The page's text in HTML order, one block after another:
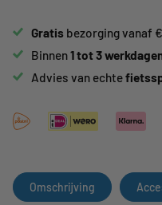
Gratis bezorging vanaf
Binnen1 tot 3
Advies van echte
Omschrijving